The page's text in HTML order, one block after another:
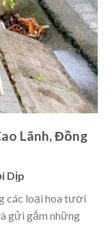
Lãnh, Đồng
Dịp
các loại hoa tươi
gửi gắm những